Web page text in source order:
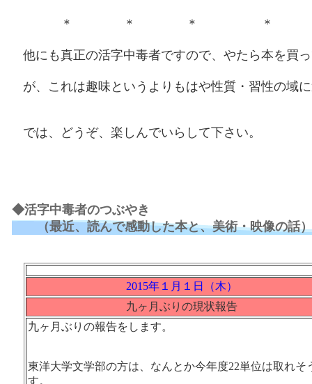
＊ ＊ ＊ ＊
他にも真正の活字中毒者ですので、やたら本を買
が、これは趣味というよりもはや性質・習性の域
では、どうぞ、楽しんでいらして下さい。
◆活字中毒者のつぶやき
（最近、読んで感動した本と、美術・映像の話）
2015年１月１日（木）
九ヶ月ぶりの現状報告
九ヶ月ぶりの報告をします。
東洋大学文学部の方は、なんとか今年度22単位は取れそ
す。